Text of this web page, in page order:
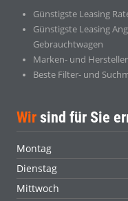
Günstigste Leasing
Günstigste Leasing
Gebrauchtwagen
Marken- und
Beste Filter- und
Wir sind für Sie
Montag
Dienstag
Mittwoch